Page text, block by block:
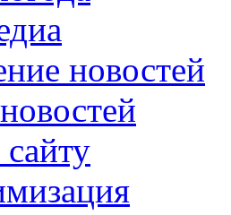
новостей